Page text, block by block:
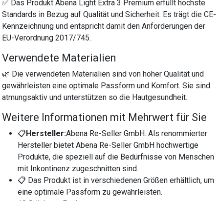
✅ Das Produkt Abena Light Extra 3 Premium erfüllt höchste
Standards in Bezug auf Qualität und Sicherheit. Es trägt die CE-
Kennzeichnung und entspricht damit den Anforderungen der
EU-Verordnung 2017/745.
Verwendete Materialien
🌿 Die verwendeten Materialien sind von hoher Qualität und
gewährleisten eine optimale Passform und Komfort. Sie sind
atmungsaktiv und unterstützen so die Hautgesundheit.
Weitere Informationen mit Mehrwert für Sie
📋Hersteller:Abena Re-Seller GmbH. Als renommierter
Hersteller bietet Abena Re-Seller GmbH hochwertige
Produkte, die speziell auf die Bedürfnisse von Menschen
mit Inkontinenz zugeschnitten sind.
📋 Das Produkt ist in verschiedenen Größen erhältlich, um
eine optimale Passform zu gewährleisten.